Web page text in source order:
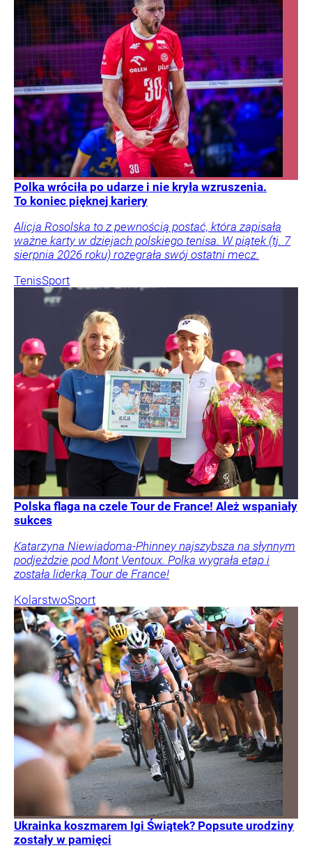
Polka wróciła po udarze i nie kryła wzruszenia.
To koniec pięknej kariery
Alicja Rosolska to z pewnością postać, która zapisała
ważne karty w dziejach polskiego tenisa. W piątek (tj. 7
sierpnia 2026 roku) rozegrała swój ostatni mecz.
TenisSport
Polska flaga na czele Tour de France! Ależ wspaniały
sukces
Katarzyna Niewiadoma-Phinney najszybsza na słynnym
podjeździe pod Mont Ventoux. Polka wygrała etap i
została liderką Tour de France!
KolarstwoSport
Ukrainka koszmarem Igi Świątek? Popsute urodziny
zostały w pamięci